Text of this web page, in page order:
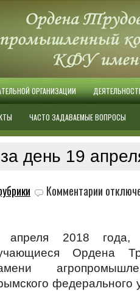
ОРГАНИЗАЦИИ
ЧАСТО ЗАДАВАЕМЫЕ ВОПРОСЫ
день 19
Комментарии записи
апреля 2018 года,
Ордена
федерального